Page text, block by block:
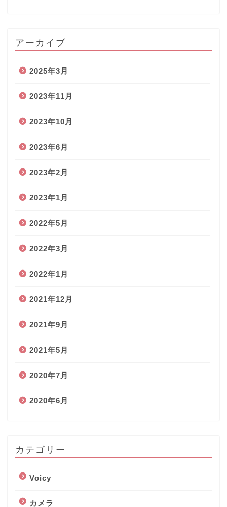
アーカイブ
2025年3月
2023年11月
2023年10月
2023年6月
2023年2月
2023年1月
2022年5月
2022年3月
2022年1月
2021年12月
2021年9月
2021年5月
2020年7月
2020年6月
カテゴリー
Voicy
カメラ